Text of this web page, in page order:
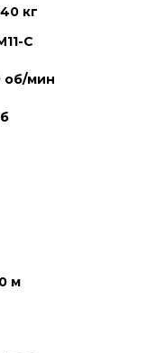
кг
C
об/мин
м